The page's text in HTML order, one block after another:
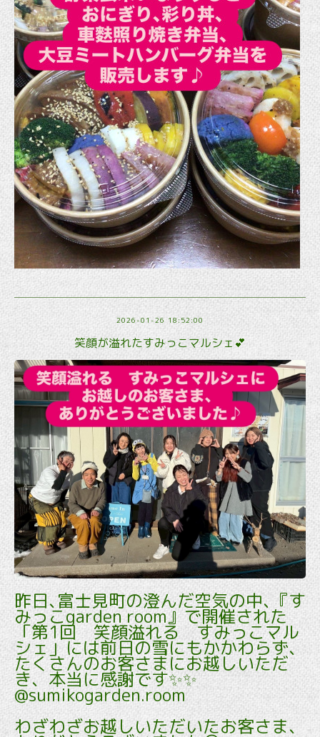
2026-01-26 18:52:00
笑顔が溢れたすみっこマルシェ💕
昨日､富士見町の澄んだ空気の中､『す
みっこgarden room』で開催された
「第1回 笑顔溢れる すみっこマル
シェ」には前日の雪にもかかわらず、
たくさんのお客さまにお越しいただ
き、本当に感謝です✨✨
@sumikogarden.room
わざわざお越しいただいたお客さま、